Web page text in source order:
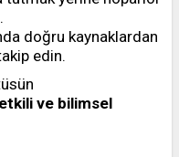
doğru kaynaklardan
edin.
ve bilimsel